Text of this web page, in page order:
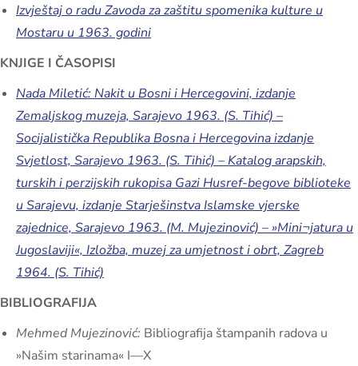
Izvještaj o radu Zavoda za zaštitu spomenika kulture u
Mostaru u 1963. godini
KNJIGE I ČASOPISI
Nada Miletić: Nakit u Bosni i Hercegovini, izdanje
Zemaljskog muzeja, Sarajevo 1963. (S. Tihić) –
Socijalistička Republika Bosna i Hercegovina izdanje
Svjetlost, Sarajevo 1963. (S. Tihić) – Katalog arapskih,
turskih i perzijskih rukopisa Gazi Husref-begove biblioteke
u Sarajevu, izdanje Starješinstva Islamske vjerske
zajednice, Sarajevo 1963. (M. Mujezinović) – »Mini¬jatura u
Jugoslaviji«, Izložba, muzej za umjetnost i obrt, Zagreb
1964. (S. Tihić)
BIBLIOGRAFIJA
Mehmed Mujezinović: Bibliografija štampanih radova u
»Našim starinama« I—X